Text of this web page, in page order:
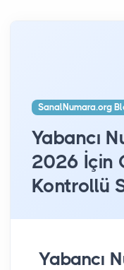
SanalNumara.org
Yabancı
2026 İçin
Kontrollü
Yabancı